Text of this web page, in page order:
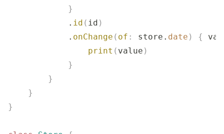
            }
            .
id ( id )
            .
onChange ( of : store. date ) {
                print
( value )
            }
        }
    }
}